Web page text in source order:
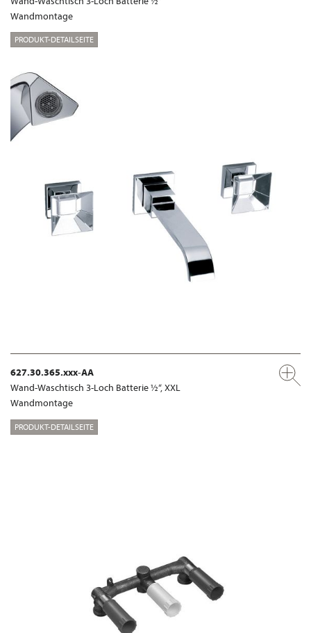
Wandmontage
PRODUKT-DETAILSEITE
627.30.365.xxx-AA
Wand-Waschtisch 3-Loch Batterie ½“, XXL
Wandmontage
PRODUKT-DETAILSEITE